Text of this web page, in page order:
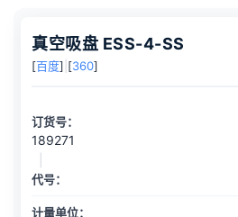
真空吸盘 ESS-4-SS
[百度] [360]
订货号：
189271
代号：
计量单位：